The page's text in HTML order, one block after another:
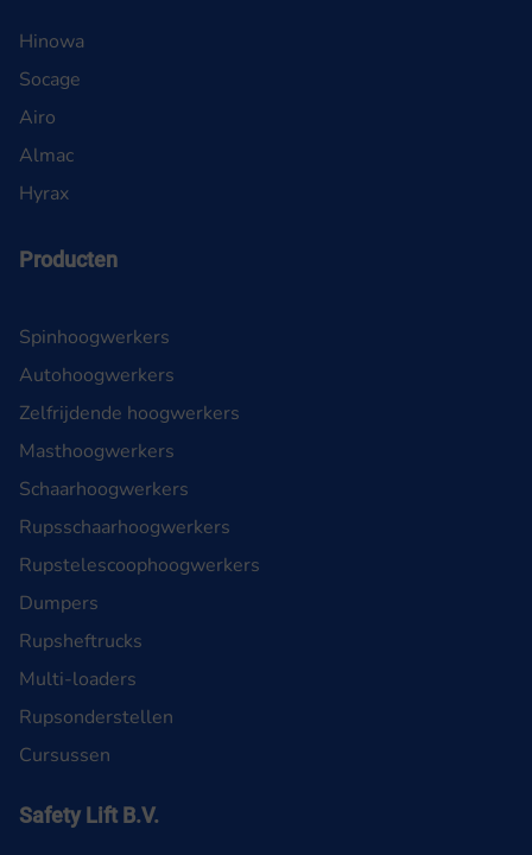
Safety Lift B.V.
Hinowa
Socage
Airo
Almac
Hyrax
Producten
Spinhoogwerkers
Autohoogwerkers
Zelfrijdende hoogwerkers
Masthoogwerkers
Schaarhoogwerkers
Rupsschaarhoogwerkers
Rupstelescoophoogwerkers
Dumpers
Rupsheftrucks
Multi-loaders
Rupsonderstellen
Cursussen